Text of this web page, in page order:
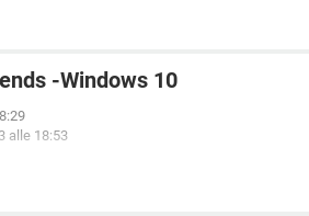
-Windows 10
alle 18:53